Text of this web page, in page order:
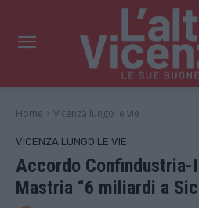
Home Vicenza lungo le vie
VICENZA LUNGO LE VIE
Accordo Confindustria-
Mastria “6 miliardi a